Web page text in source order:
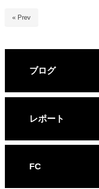
« Prev
ブログ
レポート
FC